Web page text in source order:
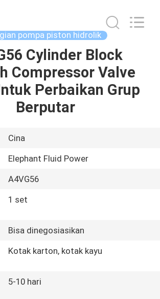
pompa piston hidrolik
Cylinder Block
Compressor Valve
Perbaikan Grup
Berputar
Cina
Elephant Fluid Power
A4VG56
1 set
Bisa dinegosiasikan
Kotak karton, kotak kayu
5-10 hari